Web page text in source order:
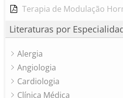
Terapia de Modulação
Literaturas por
Alergia
Angiologia
Cardiologia
Clínica Médica